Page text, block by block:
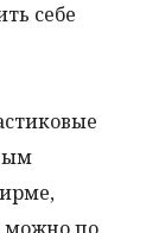
себе